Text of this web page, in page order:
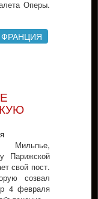
Оперы.
Парижской
свой пост.
созвал
4 февраля